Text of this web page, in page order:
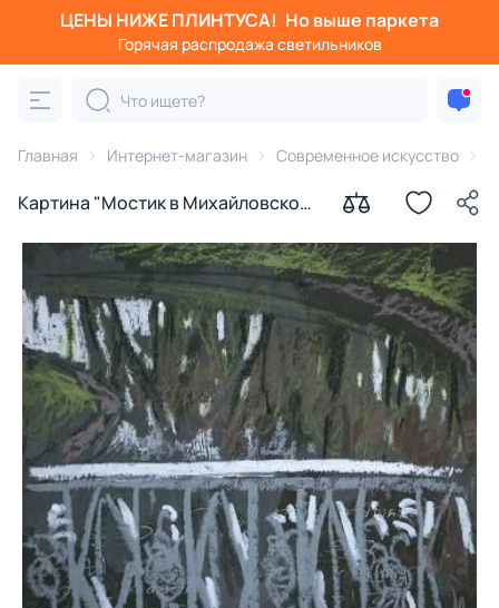
ЦЕНЫ НИЖЕ ПЛИНТУСА! Но выше паркета
Горячая распродажа светильников
Главная Интернет-магазин Современное искусство
Картина "Мостик в Михайловском